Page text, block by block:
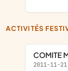
ACTIVITÉS
COMITE
2011-11-21